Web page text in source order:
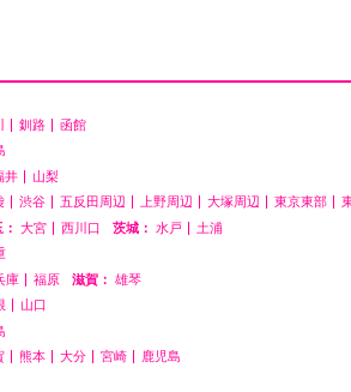
釧路
函館
井
山梨
渋谷 五反田周辺 上野周辺 大塚周辺 東京東部
大宮 西川口 茨城： 水戸
土浦
庫 福原 滋賀： 雄琴
山口
熊本 大分 宮崎
鹿児島